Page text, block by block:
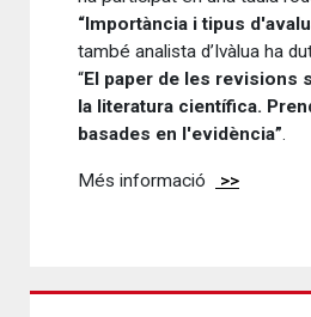
“Importància i tipus
també analista d’Ivàlua ha
“El paper de les revisions
la literatura científica.
basades en l'evidència”.
Més informació >>